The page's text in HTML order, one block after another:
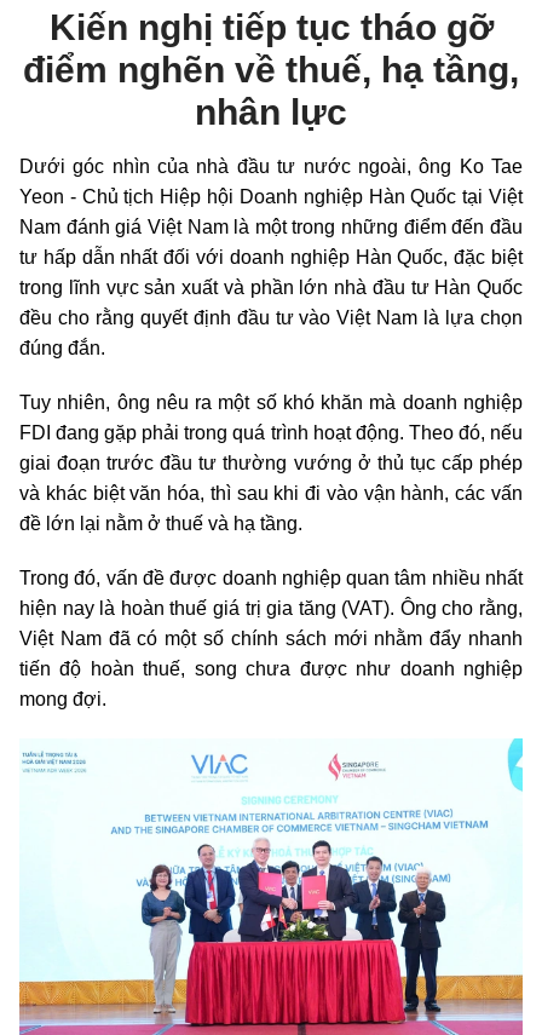
Kiến nghị tiếp tục tháo gỡ
điểm nghẽn về thuế, hạ tầng,
nhân lực
Dưới góc nhìn của nhà đầu tư nước ngoài, ông Ko Tae
Yeon - Chủ tịch Hiệp hội Doanh nghiệp Hàn Quốc tại Việt
Nam đánh giá Việt Nam là một trong những điểm đến đầu
tư hấp dẫn nhất đối với doanh nghiệp Hàn Quốc, đặc biệt
trong lĩnh vực sản xuất và phần lớn nhà đầu tư Hàn Quốc
đều cho rằng quyết định đầu tư vào Việt Nam là lựa chọn
đúng đắn.
Tuy nhiên, ông nêu ra một số khó khăn mà doanh nghiệp
FDI đang gặp phải trong quá trình hoạt động. Theo đó, nếu
giai đoạn trước đầu tư thường vướng ở thủ tục cấp phép
và khác biệt văn hóa, thì sau khi đi vào vận hành, các vấn
đề lớn lại nằm ở thuế và hạ tầng.
Trong đó, vấn đề được doanh nghiệp quan tâm nhiều nhất
hiện nay là hoàn thuế giá trị gia tăng (VAT). Ông cho rằng,
Việt Nam đã có một số chính sách mới nhằm đẩy nhanh
tiến độ hoàn thuế, song chưa được như doanh nghiệp
mong đợi.